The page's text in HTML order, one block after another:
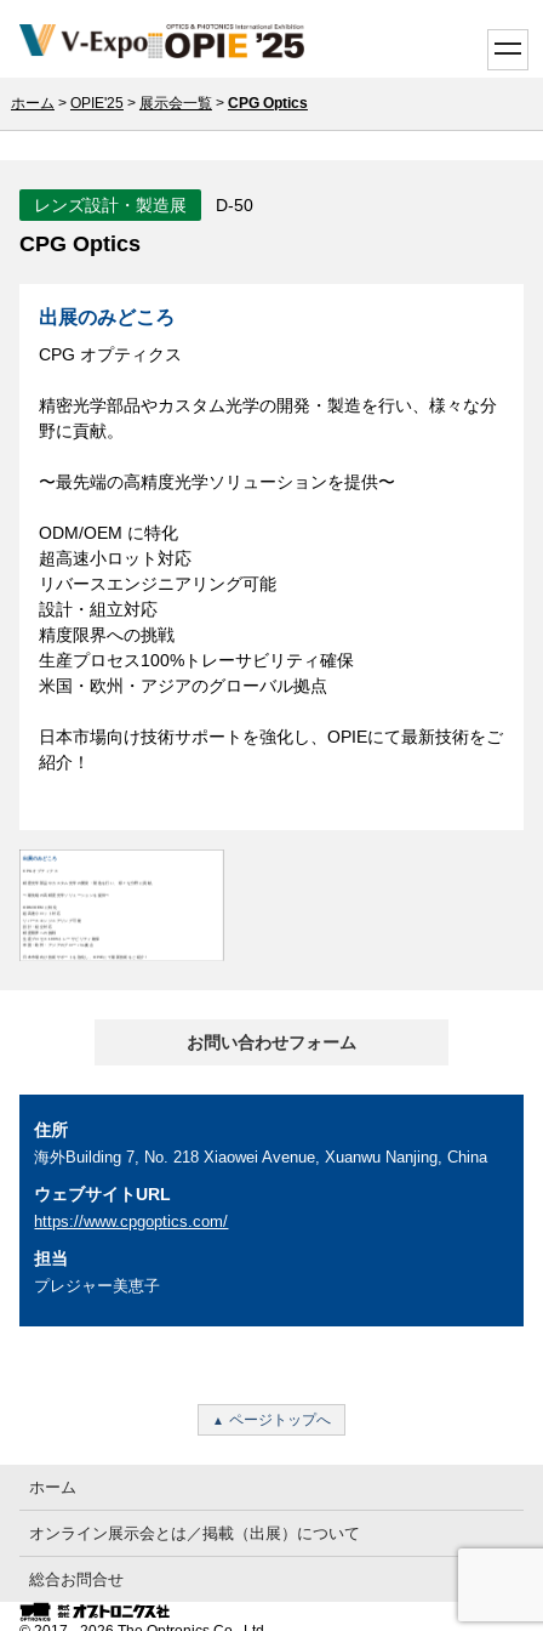
ホーム > OPIE'25> 展示会一覧> CPG Optics
レンズ設計・製造展 D-50
CPG Optics
出展のみどころ
CPG オプティクス
精密光学部品やカスタム光学の開発・製造を行い、様々な分
野に貢献。
〜最先端の高精度光学ソリューションを提供〜
ODM/OEM に特化
超高速小ロット対応
リバースエンジニアリング可能
設計・組立対応
精度限界への挑戦
生産プロセス100%トレーサビリティ確保
米国・欧州・アジアのグローバル拠点
日本市場向け技術サポートを強化し、OPIEにて最新技術をご
紹介！
出展のみどころ
CPG オプティクス
精密光学部品やカスタム光学の開発・製造を行い、様々な分野に貢献。
〜最先端の高精度光学ソリューションを提供〜
ODM/OEM に特化
超高速小ロット対応
リバースエンジニアリング可能
設計・組立対応
精度限界への挑戦
生産プロセス100%トレーサビリティ確保
米国・欧州・アジアのグローバル拠点
日本市場向け技術サポートを強化し、OPIEにて最新技術をご紹介！
お問い合わせフォーム
住所
海外Building 7, No. 218 Xiaowei Avenue, Xuanwu Nanjing, China
ウェブサイトURL
https://www.cpgoptics.com/
担当
プレジャー美恵子
ページトップへ
ホーム
オンライン展示会とは／掲載（出展）について
総合お問合せ